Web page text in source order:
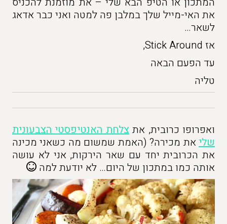
את האי-מייל שלך במלבן פה למטה ואני כבר אדאג
לשאר…
אז Stick Around,
עד הפעם הבאה
טליה
ואפרופו כרובית, אתצלחת האנטיפסטי הצבעונית
שלי את מכירה? (האמת שמשום מה כשאני מכינה
את הכרובית יחד עם שאר הירקות, אני לא עושה
אותה כמו במתכון של היום… לא יודעת למה